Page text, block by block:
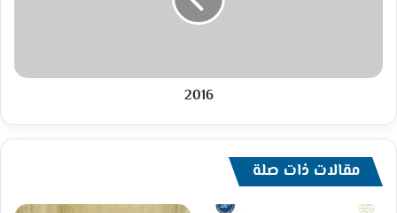
2016
مقالات ذات صلة